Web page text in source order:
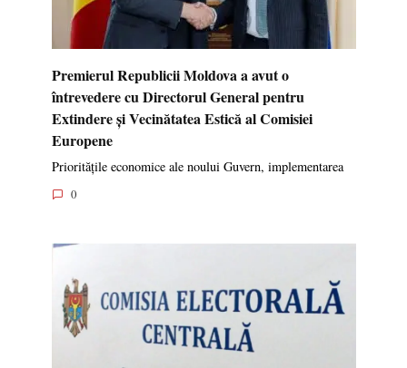
Premierul Republicii Moldova a avut o
întrevedere cu Directorul General pentru
Extindere și Vecinătatea Estică al Comisiei
Europene
Prioritățile economice ale noului Guvern, implementarea
0